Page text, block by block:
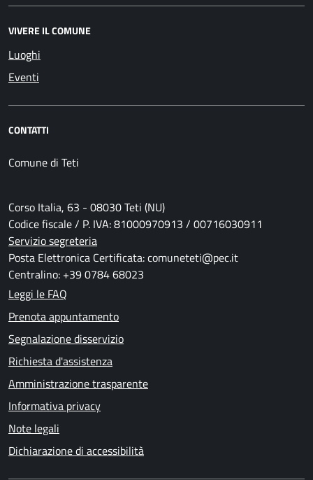
VIVERE IL COMUNE
Luoghi
Eventi
CONTATTI
Comune di Teti
Corso Italia, 63 - 08030 Teti (NU)
Codice fiscale / P. IVA: 81000970913 / 00716030911
Servizio segreteria
Posta Elettronica Certificata: comuneteti@pec.it
Centralino: +39 0784 68023
Leggi le FAQ
Prenota appuntamento
Segnalazione disservizio
Richiesta d'assistenza
Amministrazione trasparente
Informativa privacy
Note legali
Dichiarazione di accessibilità